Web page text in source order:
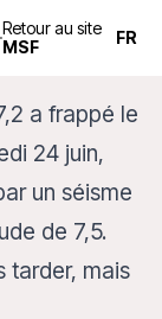
Retour au site
MSF
a frappé le
24 juin,
un séisme
de 7,5.
tarder, mais